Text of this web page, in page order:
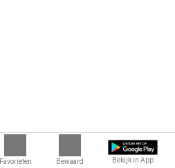
Favorieten Bewaard Bekijk in App